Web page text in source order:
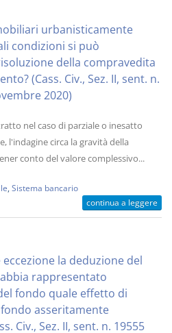
urbanisticamente
condizioni si può
della compravedita
(Cass. Civ., Sez. II, sent. n.
2020)
nel caso di parziale o inesatto
l'indagine circa la gravità della
conto del valore complessivo...
Sistema bancario
continua a leggere
la deduzione del
rappresentato
fondo quale effetto di
asseritamente
Civ., Sez. II, sent. n. 19555